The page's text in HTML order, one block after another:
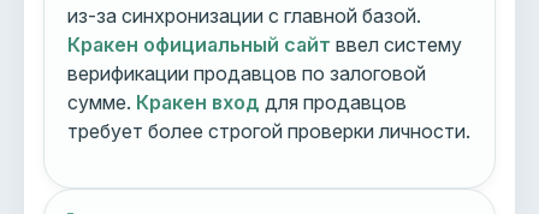
из-за синхронизации с главной базой.
Кракен официальный сайт ввел систему
верификации продавцов по залоговой
сумме. Кракен вход для продавцов
требует более строгой проверки личности.